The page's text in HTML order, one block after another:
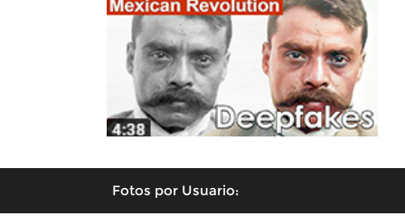
Fotos por Usuario: